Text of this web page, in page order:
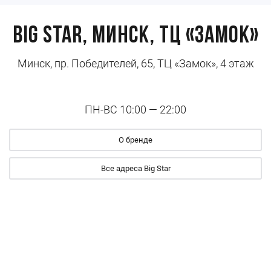
Big Star, Минск, ТЦ «Замок»
Минск, пр. Победителей, 65, ТЦ «Замок», 4 этаж
ПН-ВС 10:00 — 22:00
О бренде
Все адреса Big Star